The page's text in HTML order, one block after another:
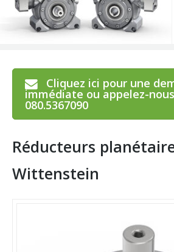
Cliquez ici pour une
immédiate ou appelez-
080.5367090
Réducteurs
Wittenstein